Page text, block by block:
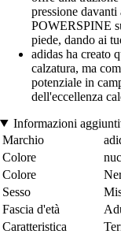
pressione
POWERSPINE
piede, dando ai
adidas ha creato
calzatura, ma
potenziale in
dell'eccellenza
Informazioni
Marchio
Colore
Colore
Sesso
Fascia d'età
Caratteristica